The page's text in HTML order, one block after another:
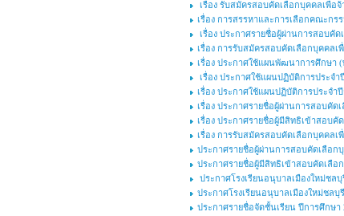
เรื่อง รับสมัครสอบคัดเลือกบุคคลเพื่อ
เรื่อง การสรรหาและการเลือกคณะก
เรื่อง ประกาศรายชื่อผู้ผ่านการสอบคั
เรื่อง การรับสมัครสอบคัดเลือกบุคคล
เรื่อง ประกาศใช้แผนพัฒนาการศึกษา
เรื่อง ประกาศใช้แผนปฏิบัติการประจ
เรื่อง ประกาศใช้แผนปฏิบัติการประจำ
เรื่อง ประกาศรายชื่อผู้ผ่านการสอบคั
เรื่อง ประกาศรายชื่อผู้มีสิทธิเข้าสอบ
เรื่อง การรับสมัครสอบคัดเลือกบุคคล
ประกาศรายชื่อผู้ผ่านการสอบคัดเลือก
ประกาศรายชื่อผู้มีสิทธิเข้าสอบคัดเลือ
ประกาศโรงเรียนอนุบาลเมืองใหม่ชล
ประกาศโรงเรียนอนุบาลเมืองใหม่ชล
ประกาศรายชื่อจัดชั้นเรียน ปีการศึกษา